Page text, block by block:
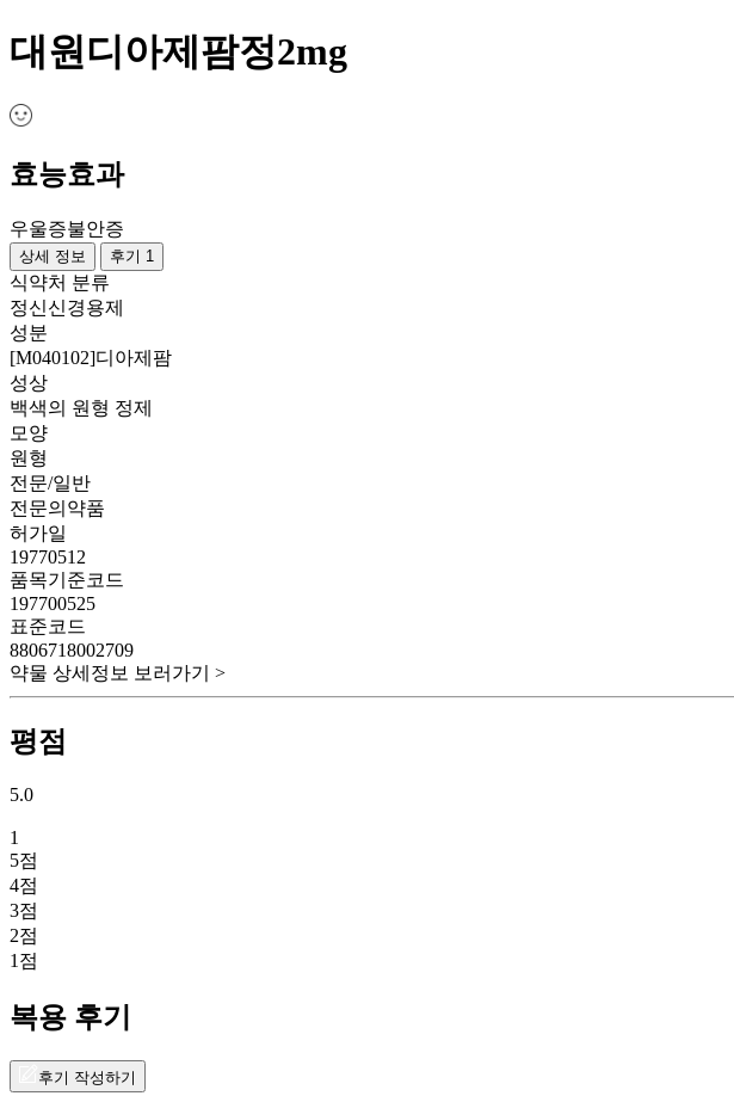
대원디아제팜정2mg
효능효과
우울증불안증
상세 정보 후기 1
식약처 분류
정신신경용제
성분
[M040102]디아제팜
성상
백색의 원형 정제
모양
원형
전문/일반
전문의약품
허가일
19770512
품목기준코드
197700525
표준코드
8806718002709
약물 상세정보 보러가기 >
평점
5.0
1
5점
4점
3점
2점
1 점
복용 후기
후기 작성하기